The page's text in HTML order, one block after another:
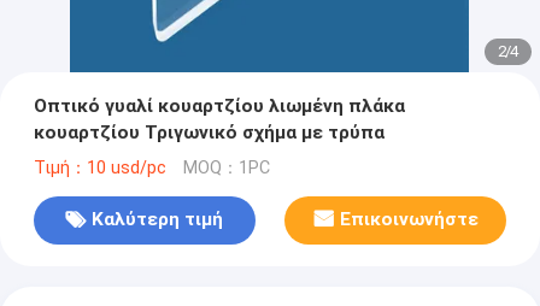
2/4
Οπτικό γυαλί κουαρτζίου λιωμένη πλάκα
κουαρτζίου Τριγωνικό σχήμα με τρύπα
Τιμή：10 usd/pc MOQ：1PC
Καλύτερη τιμή Επικοινωνήστε